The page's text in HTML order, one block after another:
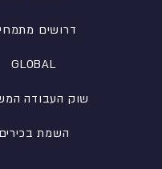
דרושים
GLOBAL
שוק העבודה
השמת בכירים